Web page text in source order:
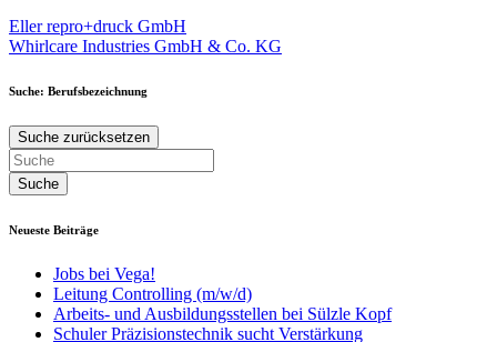
Beitragsnavigation
Eller repro+druck GmbH
Whirlcare Industries GmbH & Co. KG
Suche: Berufsbezeichnung
Suche zurücksetzen
Neueste Beiträge
Jobs bei Vega!
Leitung Controlling (m/w/d)
Arbeits- und Ausbildungsstellen bei Sülzle Kopf
Schuler Präzisionstechnik sucht Verstärkung